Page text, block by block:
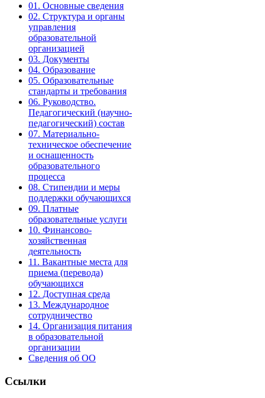
01. Основные сведения
02. Структура и органы
управления
образовательной
организацией
03. Документы
04. Образование
05. Образовательные
стандарты и требования
06. Руководство.
Педагогический (научно-
педагогический) состав
07. Материально-
техническое обеспечение
и оснащенность
образовательного
процесса
08. Стипендии и меры
поддержки обучающихся
09. Платные
образовательные услуги
10. Финансово-
хозяйственная
деятельность
11. Вакантные места для
приема (перевода)
обучающихся
12. Доступная среда
13. Международное
сотрудничество
14. Организация питания
в образовательной
организации
Сведения об ОО
Ссылки